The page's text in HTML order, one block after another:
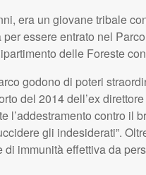
era un giovane tribale
essere entrato nel
delle Foreste
godono di poteri
del 2014 dell’ex
l’addestramento contro il
gli indesiderati”.
immunità effettiva da